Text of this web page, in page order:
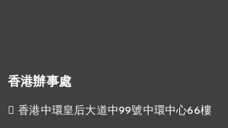
香港辦事處
香港中環皇后大道中99號中環中心66樓